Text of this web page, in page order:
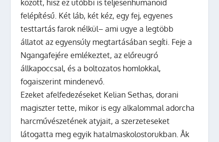
között, hisz ez utóbbi is teljesenhumanoid
felépítésű. Két láb, két kéz, egy fej, egyenes
testtartás farok nélkül– ami ugye a legtöbb
állatot az egyensúly megtartásában segíti. Feje a
Ngangafejére emlékeztet, az előreugró
állkapoccsal, és a boltozatos homlokkal,
fogaiszerint mindenevő.
Ezeket afelfedezéseket Kelian Sethas, dorani
magiszter tette, mikor is egy alkalommal adorcha
harcművészetének atyjait, a szerzeteseket
látogatta meg egyik hatalmaskolostorukban. Åk